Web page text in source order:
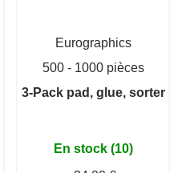
Eurographics
500 - 1000 pièces
3-Pack pad, glue, sorter
En stock (10)